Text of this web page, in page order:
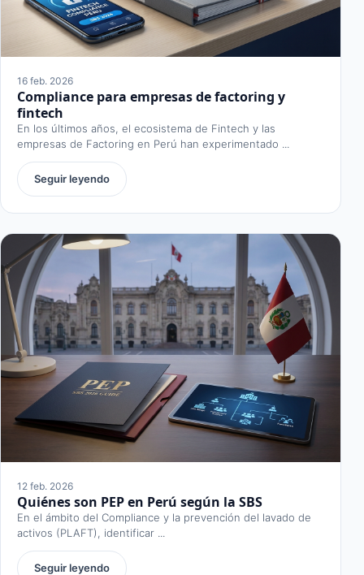
16 feb. 2026
Compliance para empresas de factoring y
fintech
En los últimos años, el ecosistema de Fintech y las
empresas de Factoring en Perú han experimentado ...
Seguir leyendo
12 feb. 2026
Quiénes son PEP en Perú según la SBS
En el ámbito del Compliance y la prevención del lavado de
activos (PLAFT), identificar ...
Seguir leyendo